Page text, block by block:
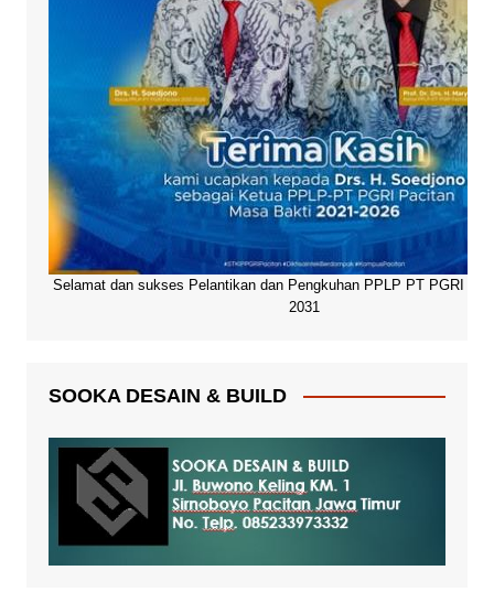
Selamat dan sukses Pelantikan dan Pengkuhan PPLP PT PGRI
2031
SOOKA DESAIN & BUILD